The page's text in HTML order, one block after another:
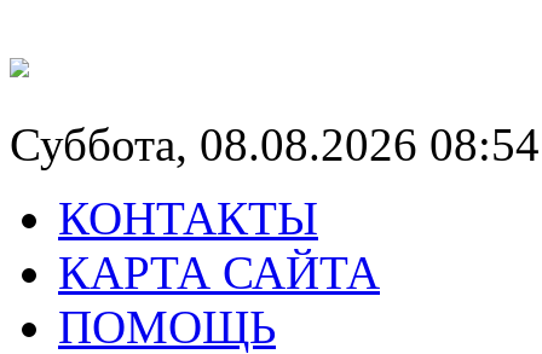
Суббота, 08.08.2026 08:54
КОНТАКТЫ
КАРТА САЙТА
ПОМОЩЬ